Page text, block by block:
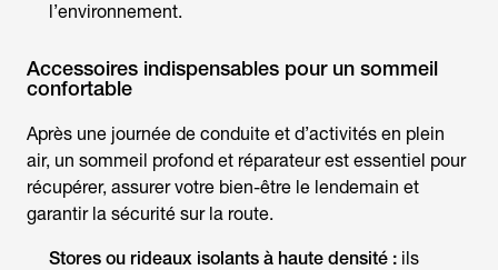
l’environnement.
Accessoires indispensables pour un sommeil
confortable
Après une journée de conduite et d’activités en plein
air, un sommeil profond et réparateur est essentiel pour
récupérer, assurer votre bien-être le lendemain et
garantir la sécurité sur la route.
Stores ou rideaux isolants à haute densité : ils